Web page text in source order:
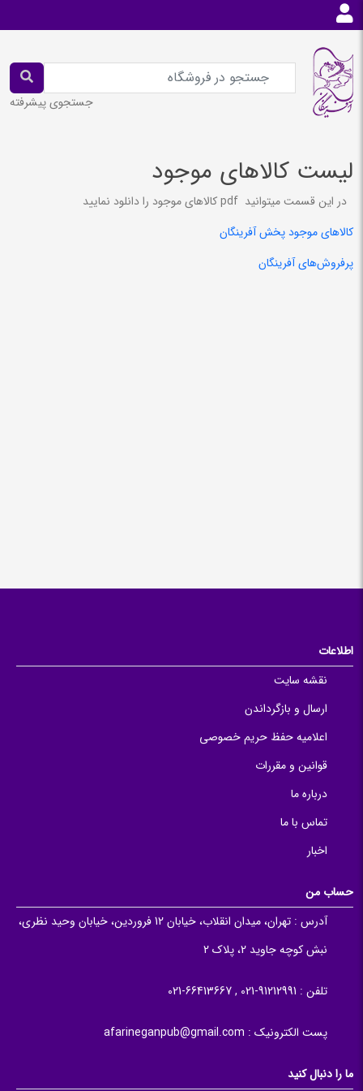
جستجوی پیشرفته
لیست کالاهای موجود
در این قسمت میتوانید pdf کالاهای موجود را دانلود نمایید
کالاهای موجود پخش آفرینگان
پرفروش‌های آفرینگان
اطلاعات
نقشه سایت
ارسال و بازگرداندن
اعلامیه حفظ حریم خصوصی
قوانین و مقررات
درباره ما
تماس با ما
اخبار
حساب من
آدرس :
تهران، میدان انقلاب، خیابان 12 فروردین، خیابان وحید نظری،
نبش کوچه جاوید 2، پلاک 2
تلفن : 91212991-021 , 66413667-021
پست الکترونیک : afarineganpub@gmail.com
ما را دنبال کنید